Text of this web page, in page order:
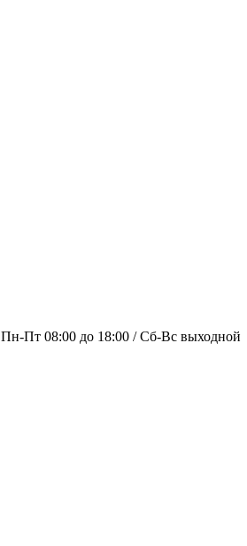
Пн-Пт 08:00 до 18:00 / Сб-Вс выходной